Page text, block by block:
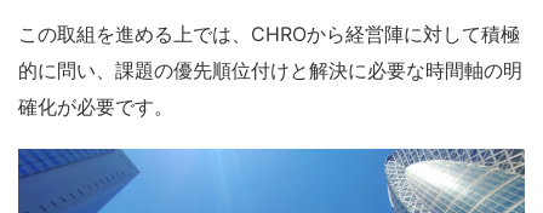
この取組を進める上では、CHROから経営陣に対して積極
的に問い、課題の優先順位付けと解決に必要な時間軸の明
確化が必要です。